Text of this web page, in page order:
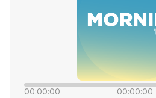
00:00:00 00:00:00